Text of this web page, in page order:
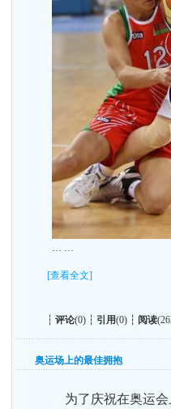
… …
[查看全文]
┆ 评论(0) ┆ 引用(0) ┆ 阅读
奥运场上的最佳拥抱
为了庆祝在奥运会